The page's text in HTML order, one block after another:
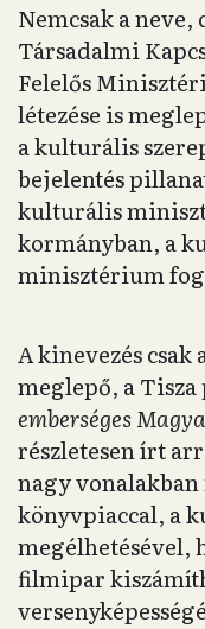
Nemcsak a neve,
Társadalmi
Felelős
létezése is
a kulturális
bejelentés
kulturális
kormányban, a
minisztérium
A kinevezés
meglepő, a
emberséges
részletesen írt
nagy
könyvpiaccal, a
megélhetésével,
filmipar